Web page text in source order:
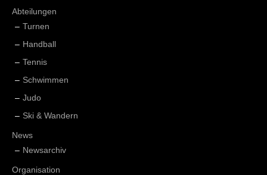
Abteilungen
Turnen
Handball
Tennis
Schwimmen
Judo
Ski & Wandern
News
Newsarchiv
Organisation